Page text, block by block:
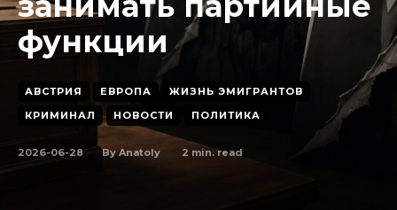
функции
АВСТРИЯ ЕВРОПА
ЖИЗНЬ ЭМИГРАНТОВ
КРИМИНАЛ
НОВОСТИ ПОЛИТИКА
2026-06-28 By Anatoly 2 min. read